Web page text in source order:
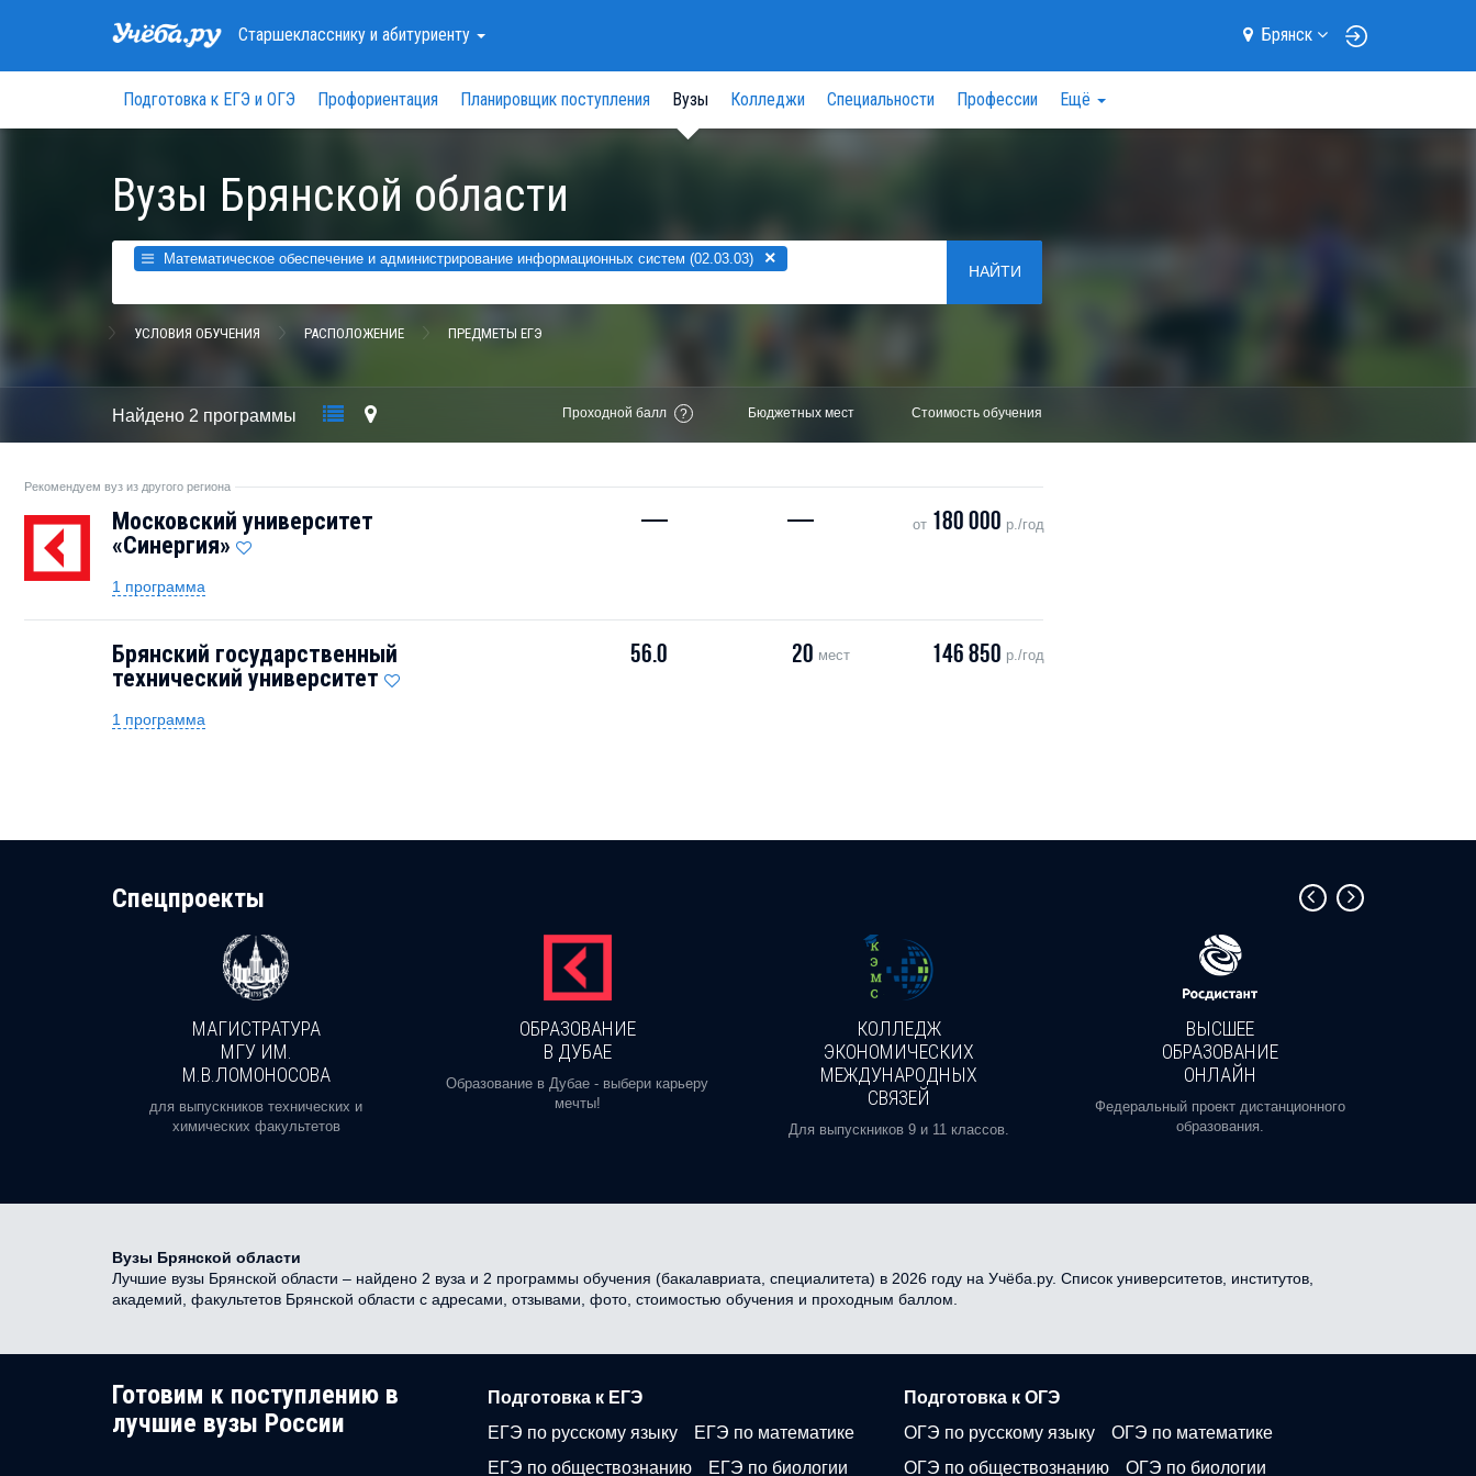
Старшеклассникуи абитуриенту Брянск
Подготовка к ЕГЭ и ОГЭ Профориентация Планировщик поступления Вузы Колледжи Специальности Профессии Ещё
Вузы Брянской области
Математическое обеспечение и администрирование информационных систем (02.03.03) ×
НАЙТИ
УСЛОВИЯ ОБУЧЕНИЯ РАСПОЛОЖЕНИЕ ПРЕДМЕТЫ ЕГЭ
Найдено 2 программы Проходной балл ? Бюджетных мест Стоимость обучения
Рекомендуем вуз из другого региона
Московский университет
«Синергия»
— — от 180 000 р./год
1 программа
Брянский государственный
технический университет
56.0 20 мест 146 850 р./год
1 программа
Cпецпроекты
МАГИСТРАТУРА
МГУ ИМ.
М.В.ЛОМОНОСОВА
для выпускников технических и
химических факультетов
ОБРАЗОВАНИЕ
В ДУБАЕ
Образование в Дубае - выбери карьеру
мечты!
КОЛЛЕДЖ
ЭКОНОМИЧЕСКИХ
МЕЖДУНАРОДНЫХ
СВЯЗЕЙ
Для выпускников 9 и 11 классов.
ВЫСШЕЕ
ОБРАЗОВАНИЕ
ОНЛАЙН
Федеральный проект дистанционного
образования.
Вузы Брянской области
Лучшие вузы Брянской области – найдено 2 вуза и 2 программы обучения (бакалавриата, специалитета) в 2026 году на Учёба.ру. Список университетов, институтов,
академий, факультетов Брянской области с адресами, отзывами, фото, стоимостью обучения и проходным баллом.
Готовим к поступлению в
лучшие вузы России
Подготовка к ЕГЭ
ЕГЭ по русскому языку
ЕГЭ по математике
ЕГЭ по обществознанию
ЕГЭ по биологии
Подготовка к ОГЭ
ОГЭ по русскому языку
ОГЭ по математике
ОГЭ по обществознанию
ОГЭ по биологии